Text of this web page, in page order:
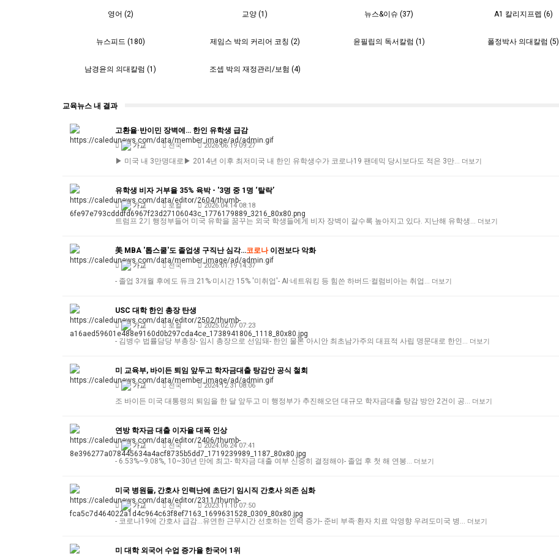
영어 (2) 교양 (1) 뉴스&이슈 (37) A1 칼리지프렙 (6)
뉴스피드 (180) 제임스 박의 커리어 코칭 (2) 윤필립의 독서칼럼 (1) 폴정박사 의대칼럼 (5)
남경윤의 의대칼럼 (1) 조셉 박의 재정관리/보험 (4)
교육뉴스 내 결과
고환율·반이민 장벽에… 한인 유학생 급감
가교 전국 2026.06.19 09:27
▶ 미국 내 3만명대로▶ 2014년 이후 최저미국 내 한인 유학생수가 코로나19 팬데믹 당시보다도 적은 3만… 더보기
유학생 비자 거부율 35% 육박 - '3명 중 1명 ‘탈락’
가교 로컬 2026.04.14 08:18
트럼프 2기 행정부들어 미국 유학을 꿈꾸는 외국 학생들에게 비자 장벽이 갈수록 높아지고 있다. 지난해 유학생… 더보기
美 MBA '톱스쿨'도 졸업생 구직난 심각…코로나이전보다 악화
가교 전국 2026.01.19 14:37
- 졸업 3개월 후에도 듀크 21%·미시간 15% '미취업'- AI·네트워킹 등 힘쓴 하버드·컬럼비아는 취업… 더보기
USC 대학 한인 총장 탄생
가교 로컬 2025.02.07 07:23
- 김병수 법률담당 부총장- 임시 총장으로 선임돼- 한인 물론 아시안 최초남가주의 대표적 사립 명문대로 한인… 더보기
미 교육부, 바이든 퇴임 앞두고 학자금대출 탕감안 공식 철회
가교 전국 2024.12.31 08:06
조 바이든 미국 대통령의 퇴임을 한 달 앞두고 미 행정부가 추진해오던 대규모 학자금대출 탕감 방안 2건이 공… 더보기
연방 학자금 대출 이자율 대폭 인상
가교 전국 2024.06.24 07:41
- 6.53%~9.08%, 10~30년 만에 최고- 학자금 대출 여부 신중히 결정해야- 졸업 후 첫 해 연봉… 더보기
미국 병원들, 간호사 인력난에 초단기 임시직 간호사 의존 심화
가교 전국 2023.11.10 07:50
- 코로나19에 간호사 급감…유연한 근무시간 선호하는 인력 증가- 준비 부족·환자 치료 악영향 우려도미국 병… 더보기
미 대학 외국어 수업 증가율 한국어 1위